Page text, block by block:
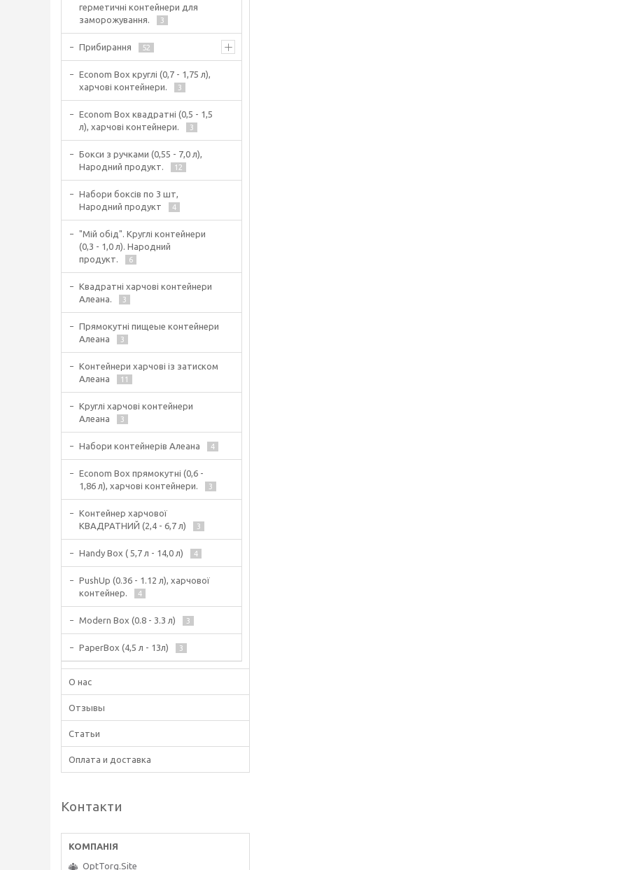
герметичні контейнери для
заморожування.
3
Прибирання 52
Econom Box круглі (0,7 - 1,75 л),
харчові контейнери.
3
Econom Box квадратні (0,5 - 1,5
л), харчові контейнери.
3
Бокси з ручками (0,55 - 7,0 л),
Народний продукт.
12
Набори боксів по 3 шт,
Народний продукт
4
"Мій обід". Круглі контейнери
(0,3 - 1,0 л). Народний
продукт.
6
Квадратні харчові контейнери
Алеана.
3
Прямокутні пищеые контейнери
Алеана
3
Контейнери харчові із затиском
Алеана
11
Круглі харчові контейнери
Алеана
3
Набори контейнерів Алеана 4
Econom Box прямокутні (0,6 -
1,86 л), харчові контейнери.
3
Контейнер харчової
КВАДРАТНИЙ (2,4 - 6,7 л)
3
Handy Box ( 5,7 л - 14,0 л) 4
PushUp (0.36 - 1.12 л), харчової
контейнер.
4
Modern Box (0.8 - 3.3 л) 3
PaperBox (4,5 л - 13л) 3
О нас
Отзывы
Статьи
Оплата и доставка
Контакти
OptTorg.Site